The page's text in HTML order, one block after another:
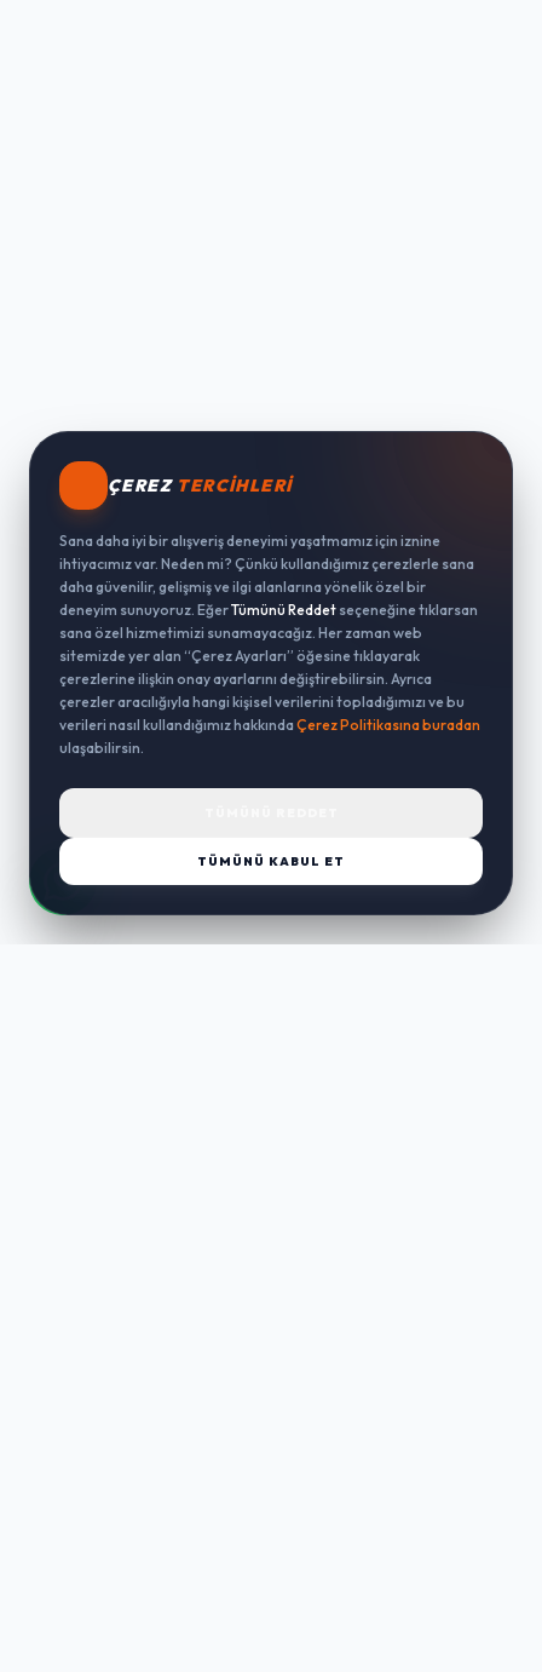
ÇEREZ TERCIHLERI
Sana daha iyi bir alışveriş deneyimi yaşatmamız için iznine
ihtiyacımız var. Neden mi? Çünkü kullandığımız çerezlerle sana
daha güvenilir, gelişmiş ve ilgi alanlarına yönelik özel bir
deneyim sunuyoruz. EğerTümünü Reddet seçeneğine tıklarsan
sana özel hizmetimizi sunamayacağız. Her zaman web
sitemizde yer alan “Çerez Ayarları” öğesine tıklayarak
çerezlerine ilişkin onay ayarlarını değiştirebilirsin. Ayrıca
çerezler aracılığıyla hangi kişisel verilerini topladığımızı ve bu
verileri nasıl kullandığımız hakkında Çerez Politikasına buradan
ulaşabilirsin.
TÜMÜNÜ KABUL ET